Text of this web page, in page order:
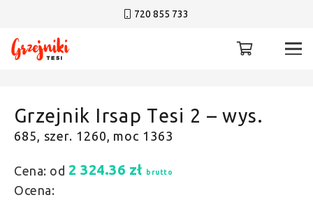
720 855 733
Grzejnik Irsap Tesi 2 – wys.
685, szer. 1260, moc 1363
Cena: od 2 324.36 zł brutto
Ocena: